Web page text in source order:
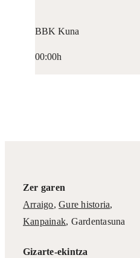
BBK Kuna
00:00h
Zer garen
Arraigo,Gure historia,
Kanpainak, Gardentasuna
Gizarte-ekintza